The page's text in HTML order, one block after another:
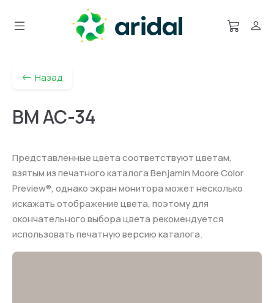
Назад
BM AC-34
Представленные цвета соответствуют цветам,
взятым из печатного каталога Benjamin Moore Color
Preview®, однако экран монитора может несколько
искажать отображение цвета, поэтому для
окончательного выбора цвета рекомендуется
использовать печатную версию каталога.